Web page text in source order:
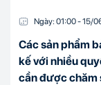
Ngày: 01:00-15/
Các sản phẩm
kế với nhiều
cần được chăm